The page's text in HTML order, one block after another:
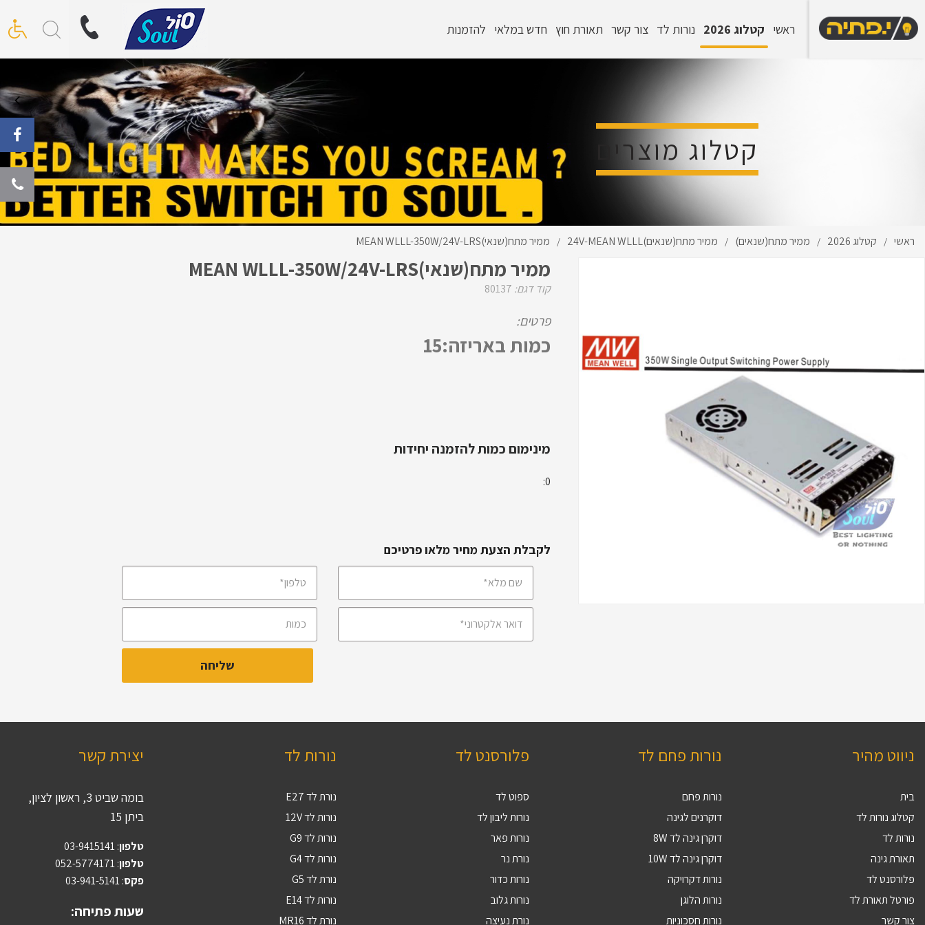
ראשי קטלוג 2026 נורות לד צור קשר תאורת חוץ חדש במלאי להזמנות
קטלוג מוצרים
ראשי / קטלוג 2026 / ממיר מתח(שנאים) / ממיר מתח(שנאים)24V-MEAN WLLL / ממיר מתח(שנאי)MEAN WLLL-350W/24V-LRS
ממיר מתח(שנאי)MEAN WLLL-350W/24V-LRS
קוד דגם: 80137
פרטים:
כמות באריזה:15
מינימום כמות להזמנה יחידות
0:
לקבלת הצעת מחיר מלאו פרטיכם
ניווט מהיר
בית
קטלוג נורות לד
נורות לד
תאורת גינה
פלורסנט לד
פורטל תאורת לד
צור קשר
נורות פחם לד
נורות פחם
דוקרנים לגינה
דוקרן גינה לד 8W
דוקרן גינה לד 10W
נורות דקרויקה
נורות הלוגן
נורות חסכוניות
פלורסנט לד
ספוט לד
נורות ליבון לד
נורות פאר
נורת נר
נורות כדור
נורות גלוב
נורת נעיצה
נורות לד
נורת לד E27
נורות לד 12V
נורות לד G9
נורות לד G4
נורת לד G5
נורות לד E14
נורת לד MR16
יצירת קשר
בומה שביט 3, ראשון לציון,
ביתן 15
טלפון:
03-9415141
טלפון: 052-5774171
פקס: 03-941-5141
שעות פתיחה: